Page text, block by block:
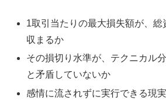
1取引当たりの最大損失額が、総
収まるか
その損切り水準が、テクニカル
と矛盾していないか
感情に流されずに実行できる現